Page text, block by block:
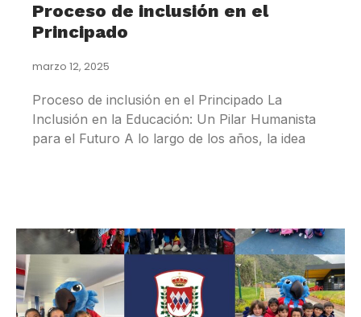
Proceso de inclusión en el
Principado
marzo 12, 2025
Proceso de inclusión en el Principado La
Inclusión en la Educación: Un Pilar Humanista
para el Futuro A lo largo de los años, la idea